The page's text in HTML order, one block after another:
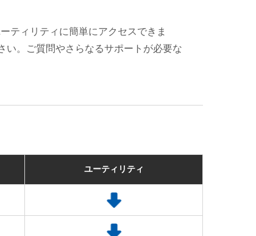
ティリティに簡単にアクセスできま
い。ご質問やさらなるサポートが必要な
ユーティリティ